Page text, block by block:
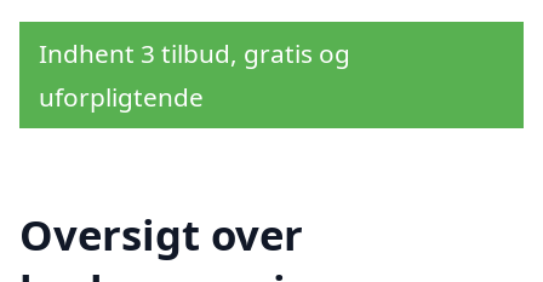
Indhent 3 tilbud, gratis og
uforpligtende
Oversigt over